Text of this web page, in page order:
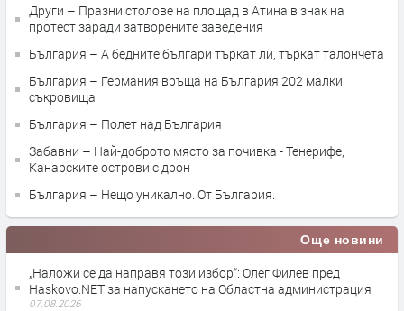
Други – Празни столове на площад в Атина в знак на
протест заради затворените заведения
България – А бедните българи търкат ли, търкат талончета
България – Германия връща на България 202 малки
съкровища
България – Полет над България
Забавни – Най-доброто място за почивка - Тенерифе,
Канарските острови с дрон
България – Нещо уникално. От България.
Още новини
„Наложи се да направя този избор“: Олег Филев пред
Haskovo.NET за напускането на Областна администрация
07.08.2026